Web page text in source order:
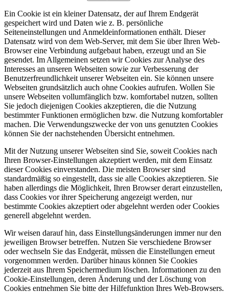
Ein Cookie ist ein kleiner Datensatz, der auf Ihrem Endgerät
gespeichert wird und Daten wie z. B. persönliche
Seiteneinstellungen und Anmeldeinformationen enthält. Dieser
Datensatz wird von dem Web-Server, mit dem Sie über Ihren Web-
Browser eine Verbindung aufgebaut haben, erzeugt und an Sie
gesendet. Im Allgemeinen setzen wir Cookies zur Analyse des
Interesses an unseren Webseiten sowie zur Verbesserung der
Benutzerfreundlichkeit unserer Webseiten ein. Sie können unsere
Webseiten grundsätzlich auch ohne Cookies aufrufen. Wollen Sie
unsere Webseiten vollumfänglich bzw. komfortabel nutzen, sollten
Sie jedoch diejenigen Cookies akzeptieren, die die Nutzung
bestimmter Funktionen ermöglichen bzw. die Nutzung komfortabler
machen. Die Verwendungszwecke der von uns genutzten Cookies
können Sie der nachstehenden Übersicht entnehmen.
Mit der Nutzung unserer Webseiten sind Sie, soweit Cookies nach
Ihren Browser-Einstellungen akzeptiert werden, mit dem Einsatz
dieser Cookies einverstanden. Die meisten Browser sind
standardmäßig so eingestellt, dass sie alle Cookies akzeptieren. Sie
haben allerdings die Möglichkeit, Ihren Browser derart einzustellen,
dass Cookies vor ihrer Speicherung angezeigt werden, nur
bestimmte Cookies akzeptiert oder abgelehnt werden oder Cookies
generell abgelehnt werden.
Wir weisen darauf hin, dass Einstellungsänderungen immer nur den
jeweiligen Browser betreffen. Nutzen Sie verschiedene Browser
oder wechseln Sie das Endgerät, müssen die Einstellungen erneut
vorgenommen werden. Darüber hinaus können Sie Cookies
jederzeit aus Ihrem Speichermedium löschen. Informationen zu den
Cookie-Einstellungen, deren Änderung und der Löschung von
Cookies entnehmen Sie bitte der Hilfefunktion Ihres Web-Browsers.